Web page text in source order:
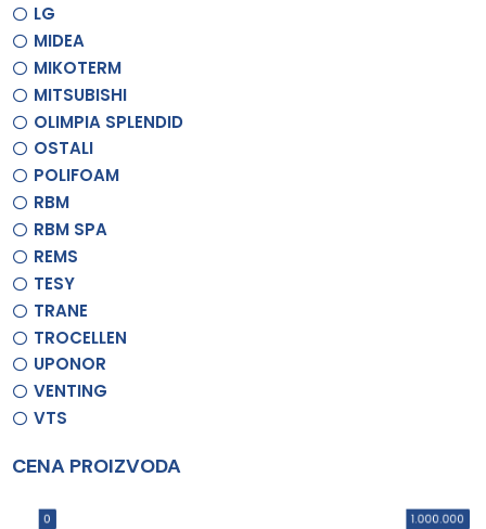
LG
MIDEA
MIKOTERM
MITSUBISHI
OLIMPIA SPLENDID
OSTALI
POLIFOAM
RBM
RBM SPA
REMS
TESY
TRANE
TROCELLEN
UPONOR
VENTING
VTS
CENA PROIZVODA
0 1.000.000